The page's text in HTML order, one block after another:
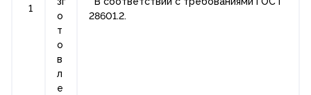
1
о
т
о
в
л
е
28601.2.